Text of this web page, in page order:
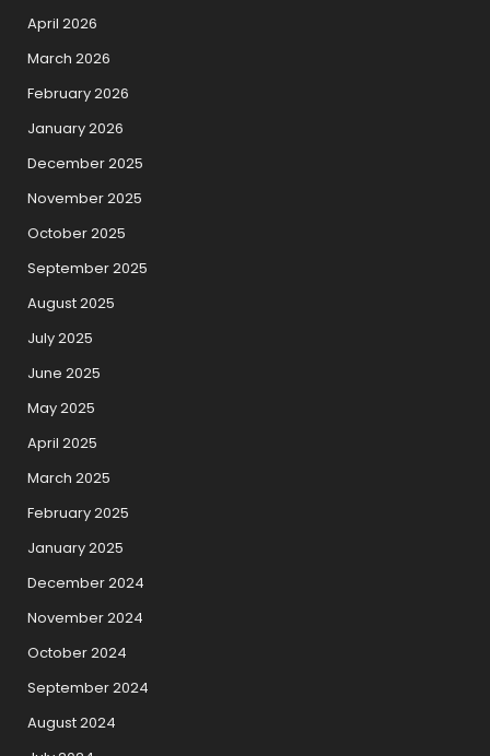
April 2026
March 2026
February 2026
January 2026
December 2025
November 2025
October 2025
September 2025
August 2025
July 2025
June 2025
May 2025
April 2025
March 2025
February 2025
January 2025
December 2024
November 2024
October 2024
September 2024
August 2024